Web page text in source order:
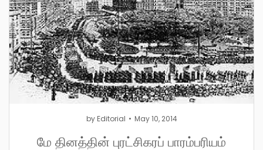
by Editorial May 10, 2014
மே தினத்தின் புரட்சிகரப் பாரம்பரியம்